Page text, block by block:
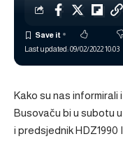
Last updated: 09/02/2022 10:03
Kako su nas informirali
Busovaču bi u subotu
i predsjednik HDZ1990